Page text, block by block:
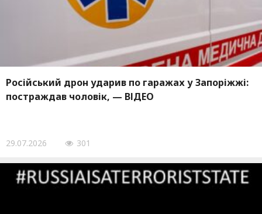
Російський дрон ударив по гаражах у Запоріжжі:
постраждав чоловік, — ВІДЕО
29.07.2026 301